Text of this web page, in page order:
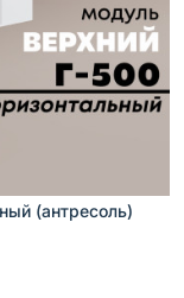
(антресоль)